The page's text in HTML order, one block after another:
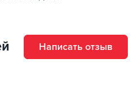
Написать отзыв